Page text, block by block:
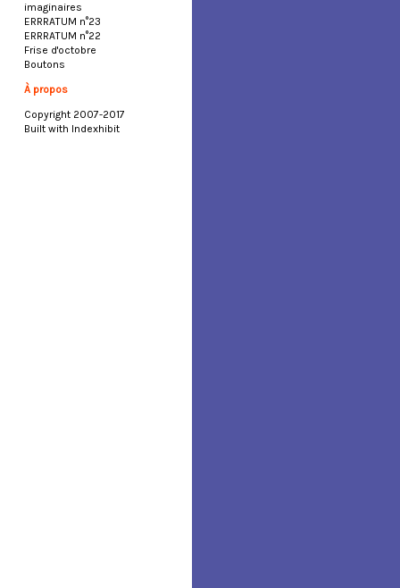
imaginaires
ERRRATUM n°23
ERRRATUM n°22
Frise d'octobre
Boutons
À propos
Copyright 2007-2017
Built with Indexhibit